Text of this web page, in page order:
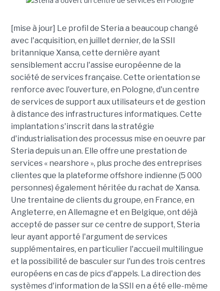
[mise à jour] Le profil de Steria a beaucoup changé
avec l'acquisition, en juillet dernier, de la SSII
britannique Xansa, cette dernière ayant
sensiblement accru l'assise européenne de la
société de services française. Cette orientation se
renforce avec l'ouverture, en Pologne, d'un centre
de services de support aux utilisateurs et de gestion
à distance des infrastructures informatiques. Cette
implantation s'inscrit dans la stratégie
d'industrialisation des processus mise en oeuvre par
Steria depuis un an. Elle offre une prestation de
services « nearshore », plus proche des entreprises
clientes que la plateforme offshore indienne (5 000
personnes) également héritée du rachat de Xansa.
Une trentaine de clients du groupe, en France, en
Angleterre, en Allemagne et en Belgique, ont déjà
accepté de passer sur ce centre de support, Steria
leur ayant apporté l'argument de services
supplémentaires, en particulier l'accueil multilingue
et la possibilité de basculer sur l'un des trois centres
européens en cas de pics d'appels. La direction des
systèmes d'information de la SSII en a été elle-même